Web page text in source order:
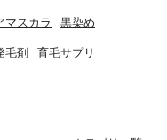
マスカラ 黒染め
毛剤 育毛サプリ